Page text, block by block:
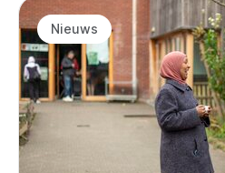
Nieuws